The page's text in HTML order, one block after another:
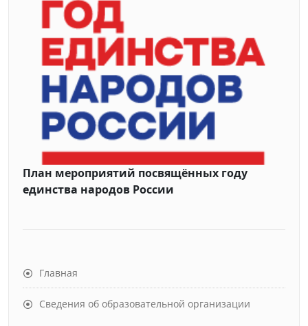
План мероприятий посвящённых году
единства народов России
Главная
Сведения об образовательной организации